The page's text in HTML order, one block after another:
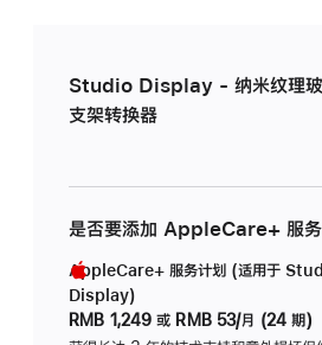
Studio Display - 纳米纹理
支架转换器
是否要添加 AppleCare+ 服务
AppleCare+ 服务计划 (适用于
Display)
RMB 1,249 或 RMB 53/月 (24 期)